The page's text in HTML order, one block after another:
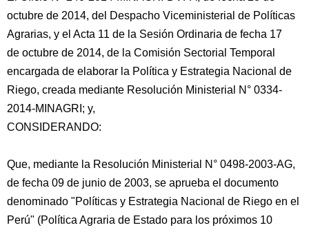
octubre de 2014, del Despacho Viceministerial de Políticas
Agrarias, y el Acta 11 de la Sesión Ordinaria de fecha 17
de octubre de 2014, de la Comisión Sectorial Temporal
encargada de elaborar la Política y Estrategia Nacional de
Riego, creada mediante Resolución Ministerial N° 0334-
2014-MINAGRI; y,
CONSIDERANDO:
Que, mediante la Resolución Ministerial N° 0498-2003-AG,
de fecha 09 de junio de 2003, se aprueba el documento
denominado "Políticas y Estrategia Nacional de Riego en el
Perú" (Política Agraria de Estado para los próximos 10